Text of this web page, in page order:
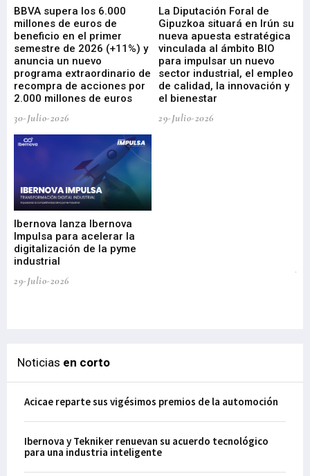
BBVA supera los 6.000
millones de euros de
beneficio en el primer
semestre de 2026 (+11%) y
anuncia un nuevo
programa extraordinario de
recompra de acciones por
2.000 millones de euros
30-Julio-2026
La Diputación Foral de
Gipuzkoa situará en Irún su
nueva apuesta estratégica
vinculada al ámbito BIO
para impulsar un nuevo
sector industrial, el empleo
de calidad, la innovación y
el bienestar
29-Julio-2026
Ibernova lanza Ibernova
Impulsa para acelerar la
digitalización de la pyme
industrial
29-Julio-2026
Noticias en corto
Acicae reparte sus vigésimos premios de la automoción
Ibernova y Tekniker renuevan su acuerdo tecnológico
para una industria inteligente